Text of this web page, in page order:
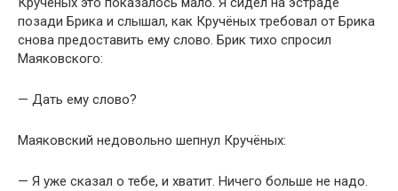
позади Брика и слышал, как Кручёных требовал от Брика
снова предоставить ему слово. Брик тихо спросил
Маяковского:
— Дать ему слово?
Маяковский недовольно шепнул Кручёных:
— Я уже сказал о тебе, и хватит. Ничего больше не надо.